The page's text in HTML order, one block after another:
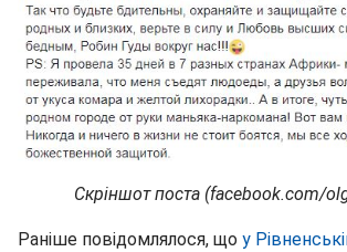
Скріншот поста (facebook.com/
Раніше повідомлялося, що у